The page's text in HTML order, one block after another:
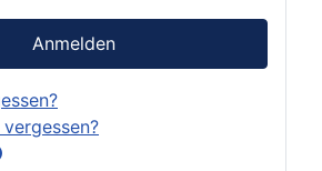
Anmelden